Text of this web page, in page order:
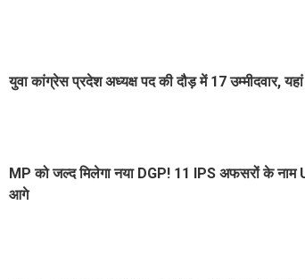
युवा कांग्रेस प्रदेश अध्यक्ष पद की दौड़ में 17 उम्मीदवार,
MP को जल्द मिलेगा नया DGP! 11 IPS अफसरों के
आगे